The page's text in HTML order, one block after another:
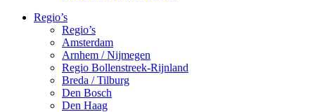
Regio’s
Regio’s
Amsterdam
Arnhem / Nijmegen
Regio Bollenstreek-Rijnland
Breda / Tilburg
Den Bosch
Den Haag